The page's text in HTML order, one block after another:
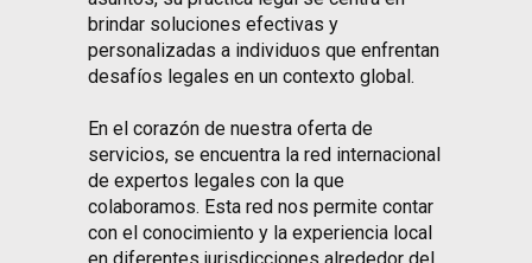
brindar soluciones efectivas y
personalizadas a individuos que enfrentan
desafíos legales en un contexto global.
En el corazón de nuestra oferta de
servicios, se encuentra la red internacional
de expertos legales con la que
colaboramos. Esta red nos permite contar
con el conocimiento y la experiencia local